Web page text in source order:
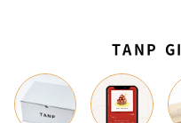
TANP